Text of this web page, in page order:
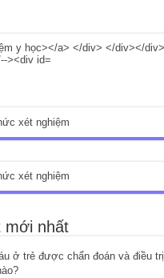
mới nhất
ở trẻ được chẩn đoán và điều trị